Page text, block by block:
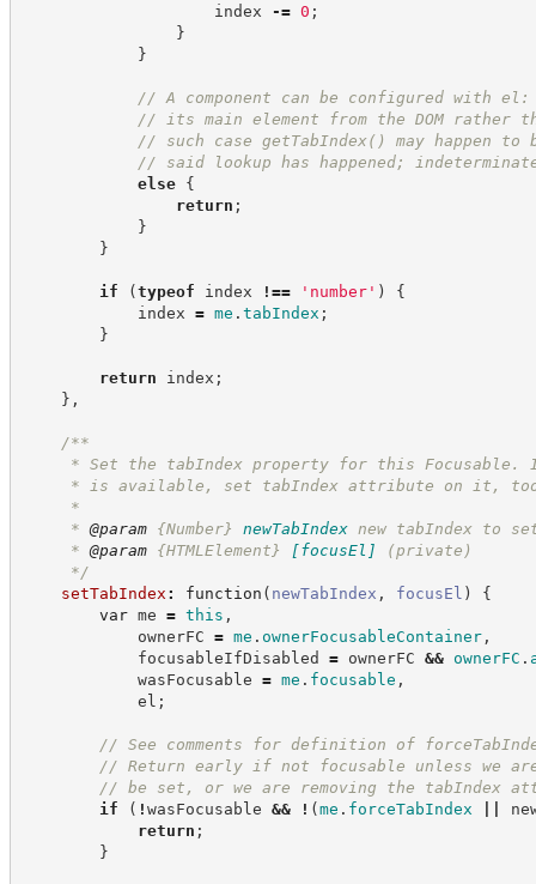
index
-= 0 ;
}
}
// A component can be configured with
// its main element from the DOM rather
// such case getTabIndex() may happen to
// said lookup has happened;
else
{
return ;
}
}
if (typeof index !== ' number' )
{
index = me . tabIndex ;
}
return index ;
} ,
/**
* Set the tabIndex property for this Focusable.
* is available, set tabIndex attribute on it,
*
* @param {Number} newTabIndex
new tabIndex to
* @param {HTMLElement} [focusEl]
(private)
*/
setTabIndex : function ( newTabIndex , focusEl )
{
var me = this ,
ownerFC = me . ownerFocusableContainer,
focusableIfDisabled = ownerFC && ownerFC .
wasFocusable = me . focusable ,
el ;
// See comments for definition of
// Return early if not focusable unless we
// be set, or we are removing the tabIndex
if
( ! wasFocusable && ! (me . forceTabIndex
return ;
}